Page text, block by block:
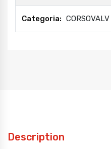
Categoria: CORSOVALV
Description